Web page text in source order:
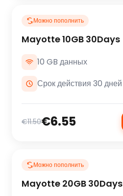
Можно пополнить
Mayotte 10GB 30Days
10 GB данных
Срок действия 30 дней
€11.50€6.55
Можно пополнить
Mayotte 20GB 30Days